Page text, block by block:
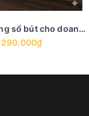
Set quà tặng sổ bút cho doanh nghiệp - GS 8
290.000₫